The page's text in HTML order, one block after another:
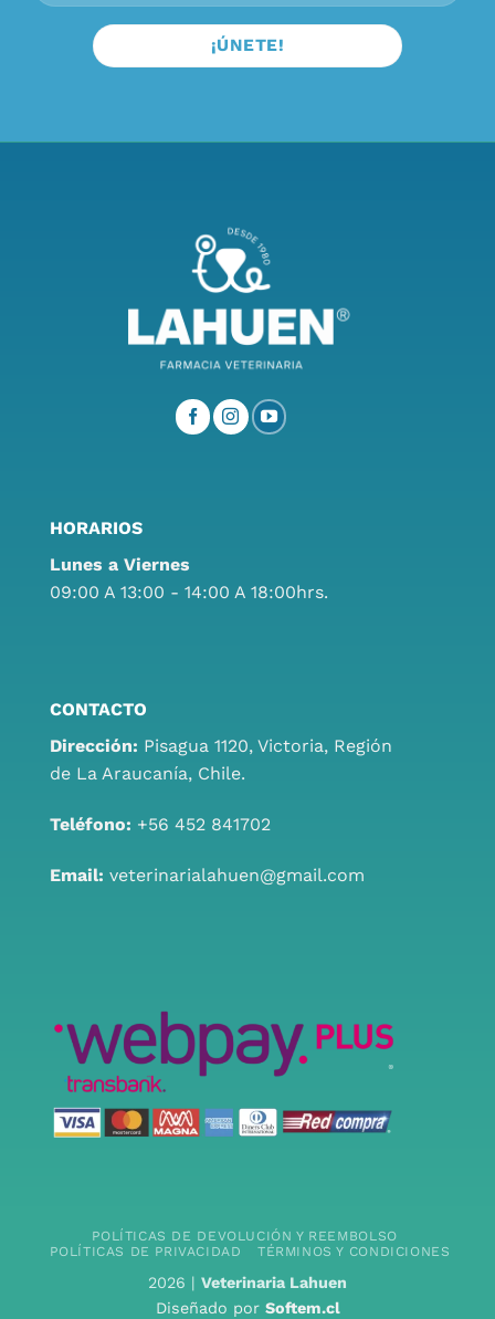
HORARIOS
Lunes a Viernes
09:00 A 13:00 - 14:00 A 18:00hrs.
CONTACTO
Dirección: Pisagua 1120, Victoria, Región
de La Araucanía, Chile.
Teléfono: +56 452 841702
Email: veterinarialahuen@gmail.com
POLÍTICAS DE DEVOLUCIÓN Y REEMBOLSO
POLÍTICAS DE PRIVACIDAD
TÉRMINOS Y CONDICIONES
2026 | Veterinaria Lahuen
Diseñado por Softem.cl